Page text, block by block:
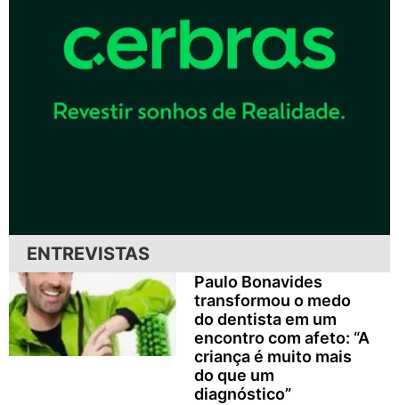
ENTREVISTAS
Paulo Bonavides
transformou o medo
do dentista em um
encontro com afeto: “A
criança é muito mais
do que um
diagnóstico”